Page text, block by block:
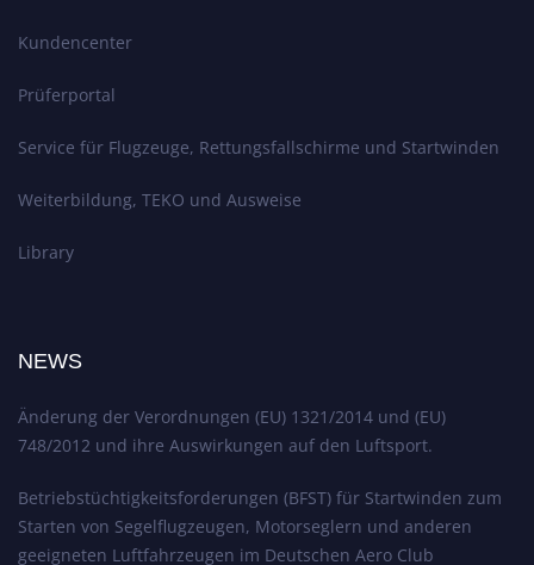
Kundencenter
Prüferportal
Service für Flugzeuge, Rettungsfallschirme und Startwinden
Weiterbildung, TEKO und Ausweise
Library
NEWS
Änderung der Verordnungen (EU) 1321/2014 und (EU)
748/2012 und ihre Auswirkungen auf den Luftsport.
Betriebstüchtigkeitsforderungen (BFST) für Startwinden zum
Starten von Segelflugzeugen, Motorseglern und anderen
geeigneten Luftfahrzeugen im Deutschen Aero Club